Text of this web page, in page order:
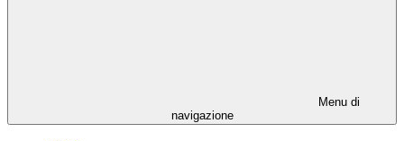
Menu di
navigazione